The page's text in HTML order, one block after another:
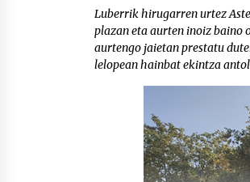
Luberrik hirugarren urtez
plazan eta aurten inoiz baino
aurtengo jaietan prestatu
lelopean hainbat ekintza